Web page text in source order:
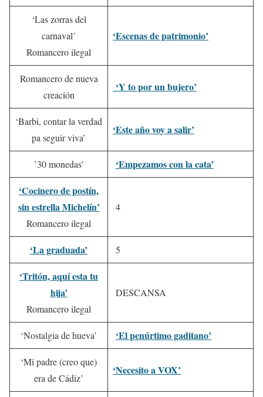
‘Las zorras del
carnaval’
Romancero ilegal
‘Escenas de patrimonio’
Romancero de nueva
creación
‘Y to por un bujero’
‘Barbi, contar la verdad
pa seguir viva’
‘Este año voy a salir’
’30 monedas’
‘Empezamos con la cata’
‘Cocinero de postín,
sin estrella Michelín’
Romancero ilegal
4
‘La graduada’ 5
‘Tritón, aquí esta tu
hija’
Romancero ilegal
DESCANSA
‘Nostalgia de hueva’ ‘El penúrtimo gaditano’
‘Mi padre (creo que)
era de Cádiz’
‘Necesito a VOX’